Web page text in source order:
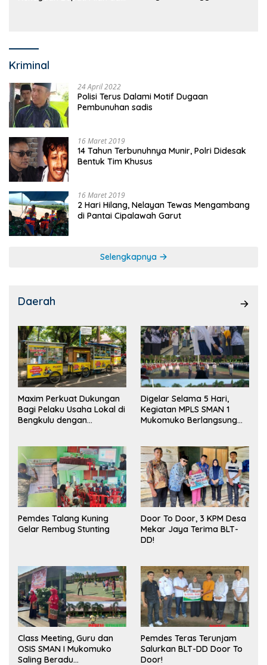
Kriminal
24 April 2022
Polisi Terus Dalami Motif Dugaan
Pembunuhan sadis
16 Maret 2019
14 Tahun Terbunuhnya Munir, Polri Didesak
Bentuk Tim Khusus
16 Maret 2019
2 Hari Hilang, Nelayan Tewas Mengambang
di Pantai Cipalawah Garut
Selengkapnya
Daerah
Maxim Perkuat Dukungan
Bagi Pelaku Usaha Lokal di
Bengkulu dengan
Pasar
Digelar Selama 5 Hari,
Kegiatan MPLS SMAN 1
Mukomuko Berlangsung
Pemdes Talang Kuning
Gelar Rembug Stunting
Door To Door, 3 KPM Desa
Mekar Jaya Terima BLT-
DD!
Class Meeting, Guru dan
OSIS SMAN I Mukomuko
Saling Beradu
Pemdes Teras Terunjam
Salurkan BLT-DD Door To
Door!